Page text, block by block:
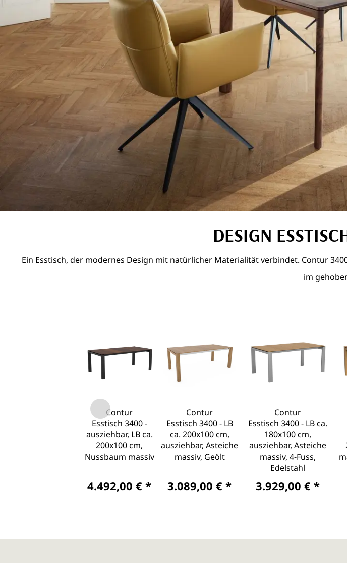
DESIGN
Ein Esstisch, der modernes Design mit natürlicher Materialität verbindet. Contur
im
Contur
Esstisch 3400 -
ausziehbar, LB ca.
200x100 cm,
Nussbaum massiv
4.492,00 € *
Contur
Esstisch 3400 - LB
ca. 200x100 cm,
ausziehbar, Asteiche
massiv, Geölt
3.089,00 € *
Contur
Esstisch 3400 - LB ca.
180x100 cm,
ausziehbar, Asteiche
massiv, 4-Fuss,
Edelstahl
3.929,00 € *